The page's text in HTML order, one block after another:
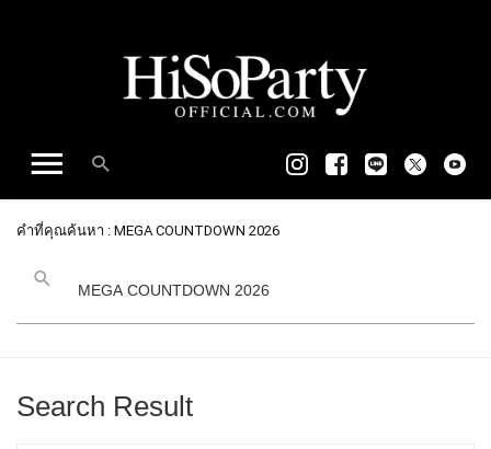
คำที่คุณค้นหา : MEGA COUNTDOWN 2026
Search Result